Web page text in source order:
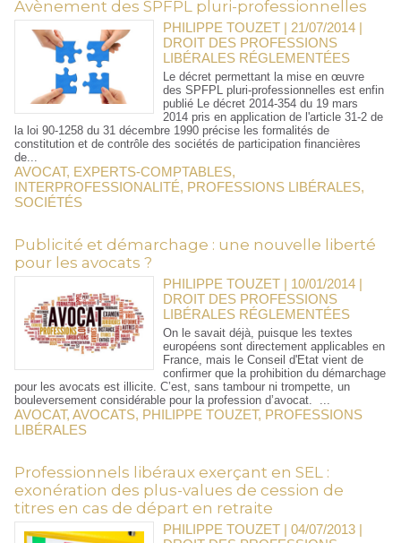
Avènement des SPFPL pluri-professionnelles
PHILIPPE TOUZET | 21/07/2014 |
DROIT DES PROFESSIONS
LIBÉRALES RÉGLEMENTÉES
Le décret permettant la mise en œuvre
des SPFPL pluri-professionnelles est enfin
publié Le décret 2014-354 du 19 mars
2014 pris en application de l'article 31-2 de
la loi 90-1258 du 31 décembre 1990 précise les formalités de
constitution et de contrôle des sociétés de participation financières
de...
AVOCAT, EXPERTS-COMPTABLES,
INTERPROFESSIONALITÉ, PROFESSIONS LIBÉRALES,
SOCIÉTÉS
Publicité et démarchage : une nouvelle liberté
pour les avocats ?
PHILIPPE TOUZET | 10/01/2014 |
DROIT DES PROFESSIONS
LIBÉRALES RÉGLEMENTÉES
On le savait déjà, puisque les textes
européens sont directement applicables en
France, mais le Conseil d'Etat vient de
confirmer que la prohibition du démarchage
pour les avocats est illicite. C’est, sans tambour ni trompette, un
bouleversement considérable pour la profession d’avocat. ...
AVOCAT, AVOCATS, PHILIPPE TOUZET, PROFESSIONS
LIBÉRALES
Professionnels libéraux exerçant en SEL :
exonération des plus-values de cession de
titres en cas de départ en retraite
PHILIPPE TOUZET | 04/07/2013 |